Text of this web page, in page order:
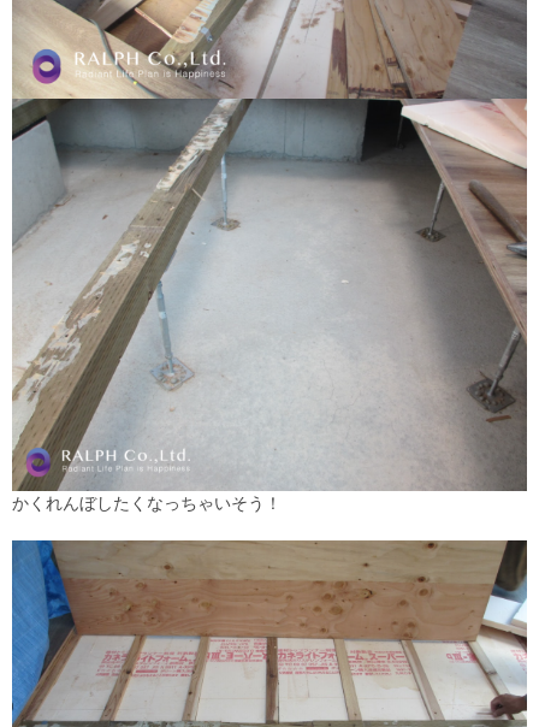
かくれんぼしたくなっちゃいそう！